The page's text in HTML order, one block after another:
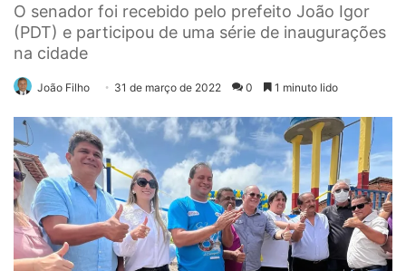
O senador foi recebido pelo prefeito João Igor
(PDT) e participou de uma série de inaugurações
na cidade
João Filho 31 de março de 2022 0 1 minuto lido